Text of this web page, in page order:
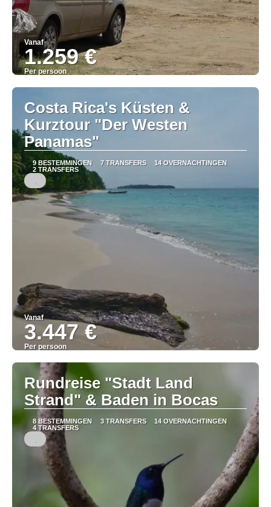
Vanaf
1.259 €
Per persoon
Bekijk
Costa Rica's Küsten &
Kurztour "Der Westen
Panamas"
9 BESTEMMINGEN 7 TRANSFERS
14 OVERNACHTINGEN
2 TRANSFERS
.
Vanaf
3.447 €
Per persoon
Bekijk
Rundreise "Stadt Land
Strand" & Baden in Bocas
8 BESTEMMINGEN 3 TRANSFERS
14 OVERNACHTINGEN
4 TRANSFERS
.